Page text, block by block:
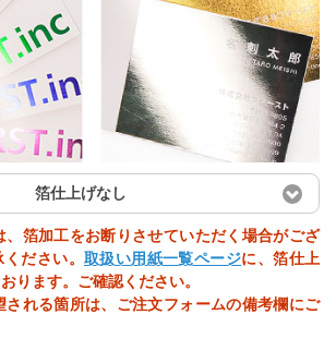
箔仕上げなし
箔加工をお断りさせていただく場合がござ
ださい。 取扱い用紙一覧ページに、箔仕上
ります。ご確認ください。
れる箇所は、ご注文フォームの備考欄にご